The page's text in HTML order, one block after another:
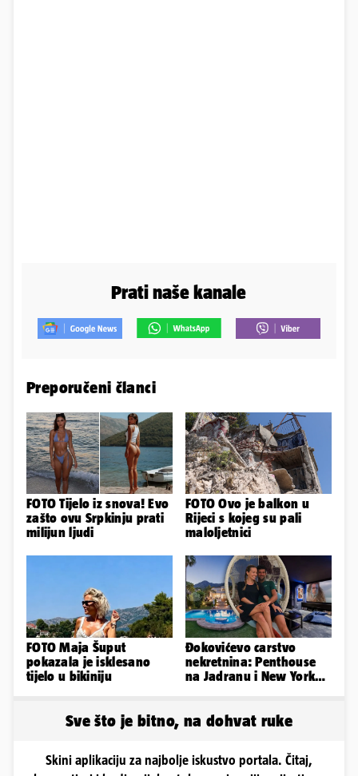
Prati naše kanale
Preporučeni članci
FOTO Tijelo iz snova! Evo
zašto ovu Srpkinju prati
milijun ljudi
FOTO Ovo je balkon u
Rijeci s kojeg su pali
maloljetnici
FOTO Maja Šuput
pokazala je isklesano
tijelo u bikiniju
Đokovićevo carstvo
nekretnina: Penthouse
na Jadranu i New Yorku,
Sve što je bitno, na dohvat ruke
Skini aplikaciju za najbolje iskustvo portala. Čitaj,